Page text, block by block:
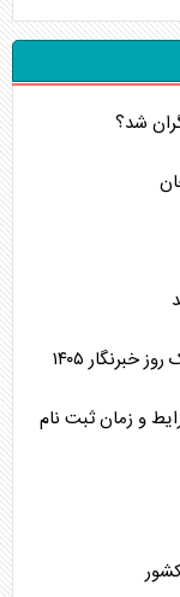
فروش سایپا مرداد ۱۴۰۵ / شرایط و زمان ثبت نام